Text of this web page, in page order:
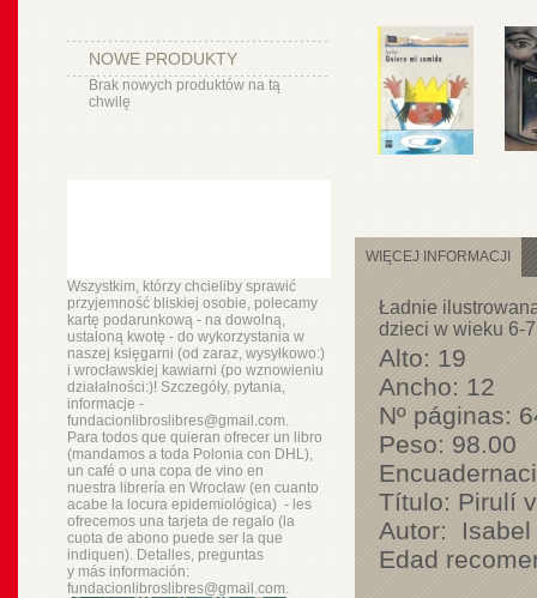
NOWE PRODUKTY
Brak nowych produktów na tą
chwilę
Wszystkim, którzy chcieliby sprawić
przyjemność bliskiej osobie, polecamy
kartę podarunkową - na dowolną,
ustaloną kwotę - do wykorzystania w
naszej księgarni (od zaraz, wysyłkowo:)
i wrocławskiej kawiarni (po wznowieniu
działalności:)! Szczegóły, pytania,
informacje -
fundacionlibroslibres@gmail.com.
Para todos que quieran ofrecer un libro
(mandamos a toda Polonia con DHL),
un café o una copa de vino en
nuestra libreríaen Wrocław (en cuanto
acabe la locura epidemiológica) - les
ofrecemos una tarjeta de regalo (la
cuota de abono puede ser la que
indiquen). Detalles, preguntas
y másinformación:
fundacionlibroslibres@gmail.com.
WIĘCEJ INFORMACJI
Ładnie
dzieci w wieku 6-
Alto: 19
Ancho: 12
Nº páginas:
Peso: 98.00
Título: Pirulí
Autor:
Edad